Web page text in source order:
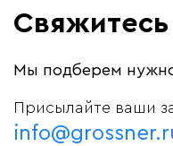
Мы подберем
Присылайте ваши